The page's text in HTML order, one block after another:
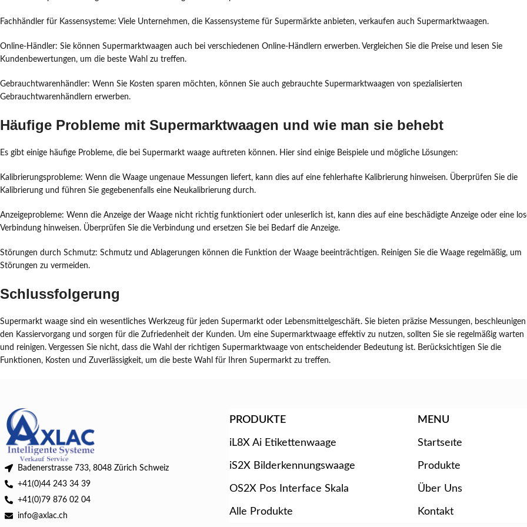
Fachhändler für Kassensysteme: Viele Unternehmen, die Kassensysteme für Supermärkte anbieten, verkaufen auch Supermarktwaagen.
Online-Händler: Sie können Supermarktwaagen auch bei verschiedenen Online-Händlern erwerben. Vergleichen Sie die Preise und lesen Sie
Kundenbewertungen, um die beste Wahl zu treffen.
Gebrauchtwarenhändler: Wenn Sie Kosten sparen möchten, können Sie auch gebrauchte Supermarktwaagen von spezialisierten
Gebrauchtwarenhändlern erwerben.
Häufige Probleme mit Supermarktwaagen und wie man sie behebt
Es gibt einige häufige Probleme, die bei Supermarkt waage auftreten können. Hier sind einige Beispiele und mögliche Lösungen:
Kalibrierungsprobleme: Wenn die Waage ungenaue Messungen liefert, kann dies auf eine fehlerhafte Kalibrierung hinweisen. Überprüfen Sie die
Kalibrierung und führen Sie gegebenenfalls eine Neukalibrierung durch.
Anzeigeprobleme: Wenn die Anzeige der Waage nicht richtig funktioniert oder unleserlich ist, kann dies auf eine beschädigte Anzeige oder eine
Verbindung hinweisen. Überprüfen Sie die Verbindung und ersetzen Sie bei Bedarf die Anzeige.
Störungen durch Schmutz: Schmutz und Ablagerungen können die Funktion der Waage beeinträchtigen. Reinigen Sie die Waage regelmäßig, um
Störungen zu vermeiden.
Schlussfolgerung
Supermarkt waage sind ein wesentliches Werkzeug für jeden Supermarkt oder Lebensmittelgeschäft. Sie bieten präzise Messungen, beschleunigen
den Kassiervorgang und sorgen für die Zufriedenheit der Kunden. Um eine Supermarktwaage effektiv zu nutzen, sollten Sie sie regelmäßig warten
und reinigen. Vergessen Sie nicht, dass die Wahl der richtigen Supermarktwaage von entscheidender Bedeutung ist. Berücksichtigen Sie die
Funktionen, Kosten und Zuverlässigkeit, um die beste Wahl für Ihren Supermarkt zu treffen.
Badenerstrasse 733, 8048 Zürich Schweiz
+41(0)44 243 34 39
+41(0)79 876 02 04
info@axlac.ch
PRODUKTE
iL8X Ai Etikettenwaage
iS2X Bilderkennungswaage
OS2X Pos Interface Skala
Alle Produkte
MENU
Startseıte
Produkte
Über Uns
Kontakt